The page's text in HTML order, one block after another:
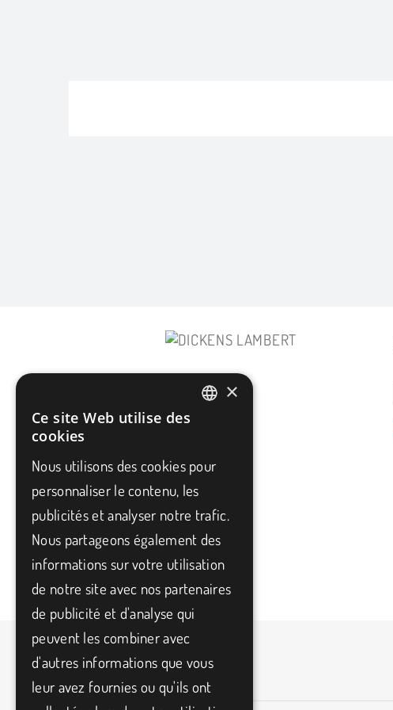
FRENCH
×
Ce site Web utilise des
cookies
Nous utilisons des cookies pour
personnaliser le contenu, les
publicités et analyser notre trafic.
Nous partageons également des
informations sur votre utilisation
de notre site avec nos partenaires
de publicité et d'analyse qui
peuvent les combiner avec
d'autres informations que vous
leur avez fournies ou qu'ils ont